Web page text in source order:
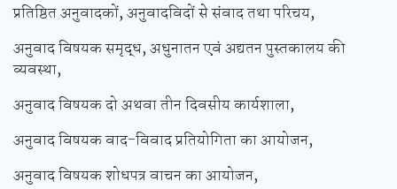
प्रतिष्ठित अनुवादकों, अनुवादविदों से संवाद तथा परिचय,
अनुवाद विषयक समृद्ध, अधुनातन एवं अद्यतन पुस्तकालय की
व्यवस्था,
अनुवाद विषयक दो अथवा तीन दिवसीय कार्यशाला,
अनुवाद विषयक वाद-विवाद प्रतियोगिता का आयोजन,
अनुवाद विषयक शोधपत्र वाचन का आयोजन,